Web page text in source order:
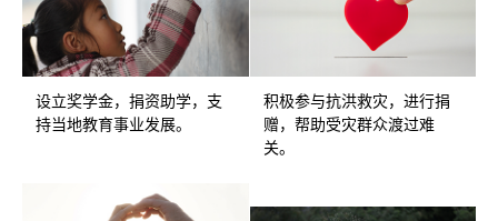
设立奖学金，捐资助学，支
持当地教育事业发展。
积极参与抗洪救灾，进行捐
赠，帮助受灾群众渡过难
关。